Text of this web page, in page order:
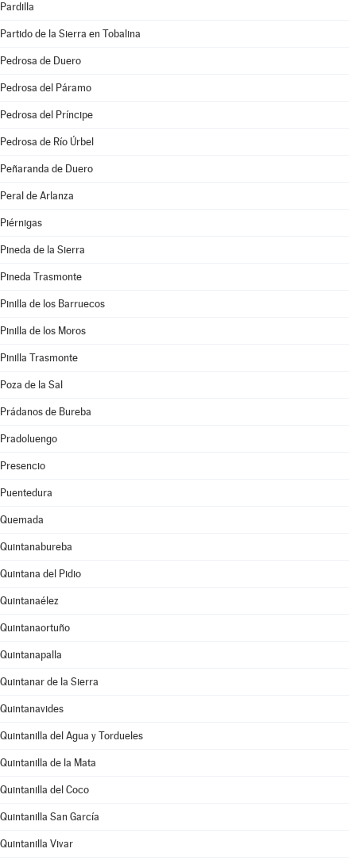
Pardilla
Partido de la Sierra en Tobalina
Pedrosa de Duero
Pedrosa del Páramo
Pedrosa del Príncipe
Pedrosa de Río Úrbel
Peñaranda de Duero
Peral de Arlanza
Piérnigas
Pineda de la Sierra
Pineda Trasmonte
Pinilla de los Barruecos
Pinilla de los Moros
Pinilla Trasmonte
Poza de la Sal
Prádanos de Bureba
Pradoluengo
Presencio
Puentedura
Quemada
Quintanabureba
Quintana del Pidio
Quintanaélez
Quintanaortuño
Quintanapalla
Quintanar de la Sierra
Quintanavides
Quintanilla del Agua y Tordueles
Quintanilla de la Mata
Quintanilla del Coco
Quintanilla San García
Quintanilla Vivar